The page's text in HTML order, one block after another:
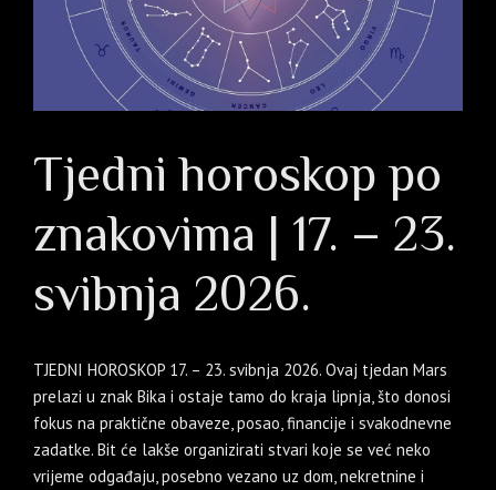
Tjedni horoskop po
znakovima | 17. – 23.
svibnja 2026.
TJEDNI HOROSKOP 17. – 23. svibnja 2026. Ovaj tjedan Mars
prelazi u znak Bika i ostaje tamo do kraja lipnja, što donosi
fokus na praktične obaveze, posao, financije i svakodnevne
zadatke. Bit će lakše organizirati stvari koje se već neko
vrijeme odgađaju, posebno vezano uz dom, nekretnine i